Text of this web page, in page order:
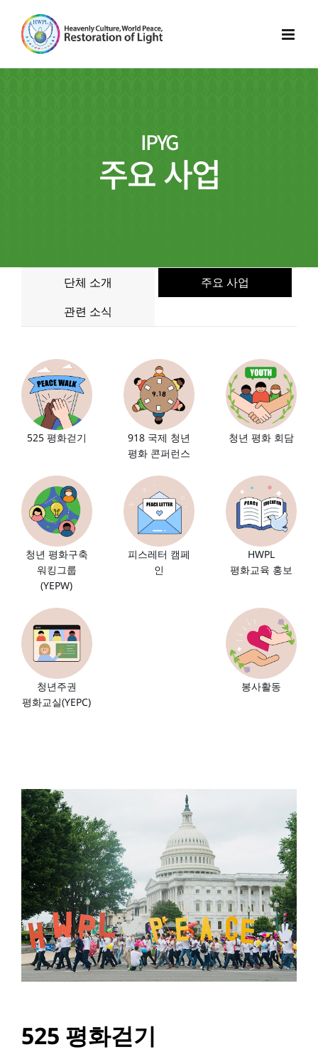
content
IPYG
주요 사업
단체 소개
주요 사업
관련 소식
525 평화걷기
918 국제 청년
평화 콘퍼런스
청년 평화 회담
청년 평화구축
워킹그룹
(YEPW)
피스레터 캠페
인
HWPL
평화교육 홍보
청년주권
평화교실(YEPC)
봉사활동
525 평화걷기